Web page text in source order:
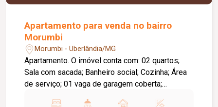
Apartamento para venda no bairro
Morumbi
Morumbi - Uberlândia/MG
Apartamento. O imóvel conta com: 02 quartos;
Sala com sacada; Banheiro social; Cozinha; Área
de serviço; 01 vaga de garagem coberta;